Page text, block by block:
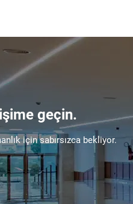
geçin.
için sabırsızca bekliyor.